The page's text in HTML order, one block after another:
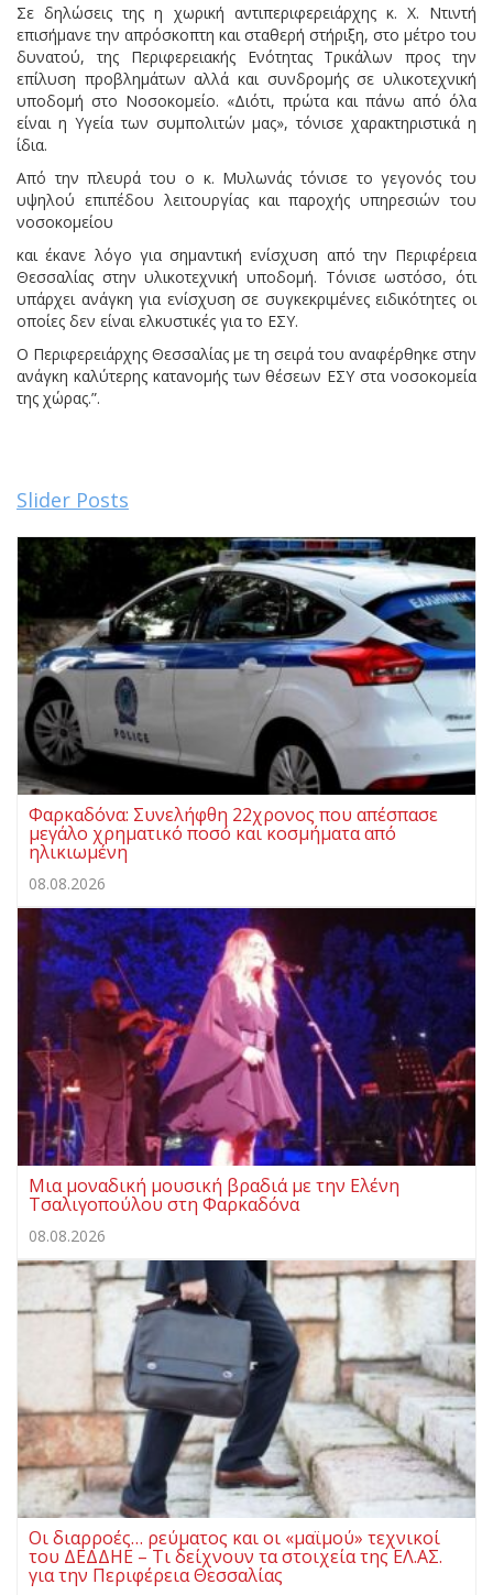
Σε δηλώσεις της η χωρική αντιπεριφερειάρχης κ. Χ. Ντιντή
επισήμανε την απρόσκοπτη και σταθερή στήριξη, στο μέτρο του
δυνατού, της Περιφερειακής Ενότητας Τρικάλων προς την
επίλυση προβλημάτων αλλά και συνδρομής σε υλικοτεχνική
υποδομή στο Νοσοκομείο. «Διότι, πρώτα και πάνω από όλα
είναι η Υγεία των συμπολιτών μας», τόνισε χαρακτηριστικά η
ίδια.
Από την πλευρά του ο κ. Μυλωνάς τόνισε το γεγονός του
υψηλού επιπέδου λειτουργίας και παροχής υπηρεσιών του
νοσοκομείου
και έκανε λόγο για σημαντική ενίσχυση από την Περιφέρεια
Θεσσαλίας στην υλικοτεχνική υποδομή. Τόνισε ωστόσο, ότι
υπάρχει ανάγκη για ενίσχυση σε συγκεκριμένες ειδικότητες οι
οποίες δεν είναι ελκυστικές για το ΕΣΥ.
Ο Περιφερειάρχης Θεσσαλίας με τη σειρά του αναφέρθηκε στην
ανάγκη καλύτερης κατανομής των θέσεων ΕΣΥ στα νοσοκομεία
της χώρας.”.
Slider Posts
Φαρκαδόνα: Συνελήφθη 22χρονος που απέσπασε
μεγάλο χρηματικό ποσό και κοσμήματα από
ηλικιωμένη
08.08.2026
Μια μοναδική μουσική βραδιά με την Ελένη
Τσαλιγοπούλου στη Φαρκαδόνα
08.08.2026
Οι διαρροές… ρεύματος και οι «μαϊμού» τεχνικοί
του ΔΕΔΔΗΕ – Τι δείχνουν τα στοιχεία της ΕΛ.ΑΣ.
για την Περιφέρεια Θεσσαλίας